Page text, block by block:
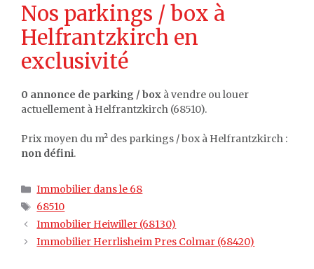
Nos parkings / box à
Helfrantzkirch en
exclusivité
0 annonce de parking / box à vendre ou louer
actuellement à Helfrantzkirch (68510).
Prix moyen du m² des parkings / box à Helfrantzkirch :
non défini.
Catégories
Immobilier dans le 68
Étiquettes
68510
Immobilier Heiwiller (68130)
Immobilier Herrlisheim Pres Colmar (68420)